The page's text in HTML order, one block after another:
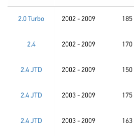
2.0 Turbo 2002 - 2009 185
2.4 2002 - 2009 170
2.4 JTD 2002 - 2009 150
2.4 JTD 2003 - 2009 175
2.4 JTD 2003 - 2009 163